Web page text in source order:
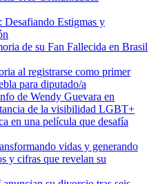
Estigmas y
de su Fan Fallecida en Brasil
al registrarse como primer
para diputado/a
de Wendy Guevara en
de la visibilidad LGBT+
en una película que desafía
vidas y generando
y cifras que revelan su